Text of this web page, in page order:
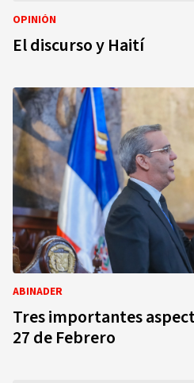
OPINIÓN
El discurso y Haití
ABINADER
Tres importantes
27 de Febrero